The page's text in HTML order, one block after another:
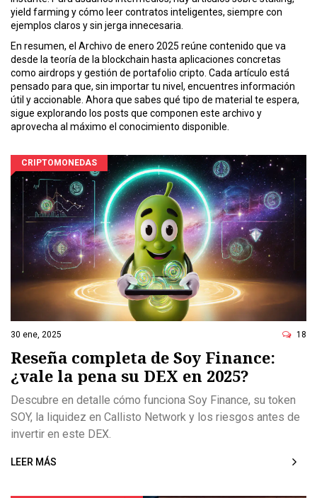
yield farming y cómo leer contratos inteligentes, siempre con
ejemplos claros y sin jerga innecesaria.
En resumen, el Archivo de enero 2025 reúne contenido que va
desde la teoría de la blockchain hasta aplicaciones concretas
como airdrops y gestión de portafolio cripto . Cada artículo está
pensado para que, sin importar tu nivel, encuentres información
útil y accionable. Ahora que sabes qué tipo de material te espera,
sigue explorando los posts que componen este archivo y
aprovecha al máximo el conocimiento disponible.
CRIPTOMONEDAS
30 ene, 2025 18
Reseña completa de Soy Finance:
¿vale la pena su DEX en 2025?
Descubre en detalle cómo funciona Soy Finance, su token
SOY, la liquidez en Callisto Network y los riesgos antes de
invertir en este DEX.
LEER MÁS